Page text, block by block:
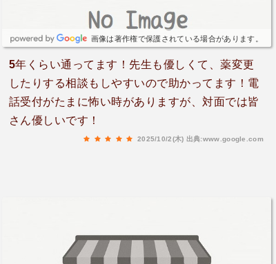
画像は著作権で保護されている場合があります。
5年くらい通ってます！先生も優しくて、薬変更
したりする相談もしやすいので助かってます！電
話受付がたまに怖い時がありますが、対面では皆
さん優しいです！
2025/10/2(木) 出典:www.google.com